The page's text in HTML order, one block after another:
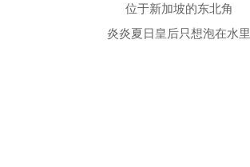
位于新加坡的东北角
炎炎夏日皇后只想泡在水里